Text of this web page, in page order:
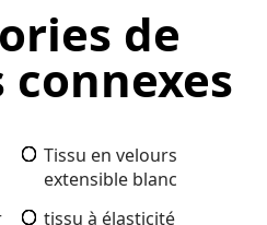
de
Tissu en velours
extensible blanc
tissu à élasticité